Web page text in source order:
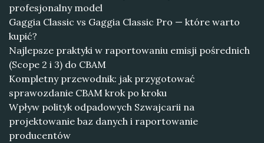
profesjonalny model
Gaggia Classic vs Gaggia Classic Pro — które warto
kupić?
Najlepsze praktyki w raportowaniu emisji pośrednich
(Scope 2 i 3) do CBAM
Kompletny przewodnik: jak przygotować
sprawozdanie CBAM krok po kroku
Wpływ polityk odpadowych Szwajcarii na
projektowanie baz danych i raportowanie
producentów